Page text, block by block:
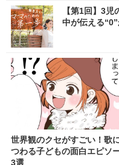
【第1回】3
中が伝える
世界観のクセがすごい！歌
つわる子どもの面白エピソ
3選